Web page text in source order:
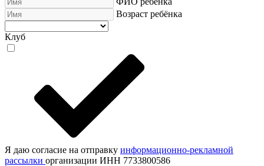
Возраст ребёнка
Клуб
Я даю согласие на отправку информационно-рекламной
рассылки организации ИНН 7733800586